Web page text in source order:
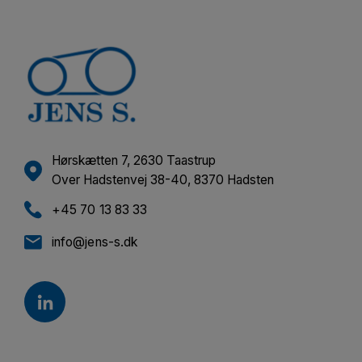
Hørskætten 7, 2630 Taastrup
Over Hadstenvej 38-40, 8370 Hadsten
+45 70 13 83 33
info@jens-s.dk